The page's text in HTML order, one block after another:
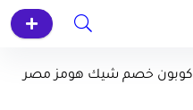
كوبون خصم شيك هومز مصر